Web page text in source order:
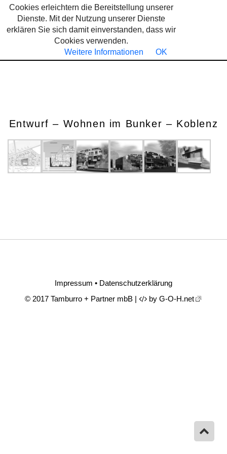
HOCHBUNKER OBERWERTH
Entwurf – Wohnen im Bunker – Koblenz
Impressum • Datenschutzerklärung
© 2017 Tamburro + Partner mbB |
by G-O-H.net
Cookies erleichtern die Bereitstellung unserer
Dienste. Mit der Nutzung unserer Dienste
erklären Sie sich damit einverstanden, dass wir
Cookies verwenden.
Weitere Informationen
OK